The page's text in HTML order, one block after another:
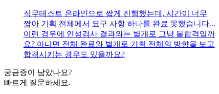
직무테스트 온라인으로 짧게 진행했는데, 시간이 너무
짧아 기획 전체에서 요구 사항 하나를 완료 못했습니다...
이런 경우에 인성검사 결과와는 별개로 그냥 불합격일까
요? 아니면 전체 완료와 별개로 기획 전체의 방향을 보고
합격시키는 경우도 있을까요?
궁금증이 남았나요?
빠르게 질문하세요.